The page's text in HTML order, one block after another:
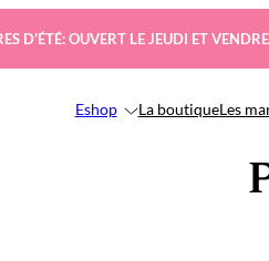
D’ÉTÉ: OUVERT LE JEUDI ET
Eshop La boutiqueLes